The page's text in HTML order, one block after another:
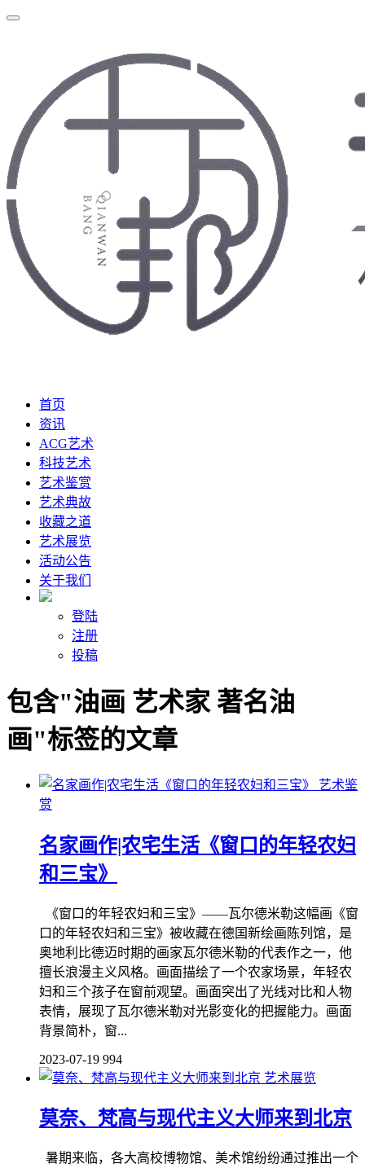
首页
资讯
ACG艺术
科技艺术
艺术鉴赏
艺术典故
收藏之道
艺术展览
活动公告
关于我们
登陆
注册
投稿
包含"油画 艺术家 著名油
画"标签的文章
艺术鉴
赏
名家画作|农宅生活《窗口的年轻农妇
和三宝》
《窗口的年轻农妇和三宝》——瓦尔德米勒这幅画《窗
口的年轻农妇和三宝》被收藏在德国新绘画陈列馆，是
奥地利比德迈时期的画家瓦尔德米勒的代表作之一，他
擅长浪漫主义风格。画面描绘了一个农家场景，年轻农
妇和三个孩子在窗前观望。画面突出了光线对比和人物
表情，展现了瓦尔德米勒对光影变化的把握能力。画面
背景简朴，窗...
2023-07-19 994
艺术展览
莫奈、梵高与现代主义大师来到北京
暑期来临，各大高校博物馆、美术馆纷纷通过推出一个